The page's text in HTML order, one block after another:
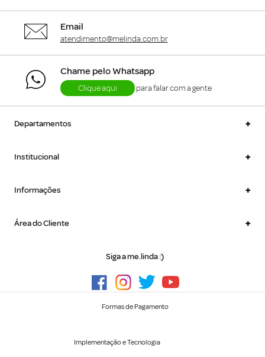
Email
atendimento@melinda.com.br
Chame pelo Whatsapp
Clique aqui para falar com a gente
Departamentos +
Institucional +
Informações +
Área do Cliente +
Siga a me.linda :)
Formas de Pagamento
Implementação e Tecnologia